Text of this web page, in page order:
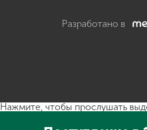
Разработано в
Нажмите, чтобы прослушать